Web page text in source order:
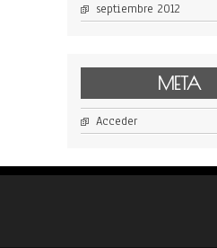
septiembre 2012
META
Acceder